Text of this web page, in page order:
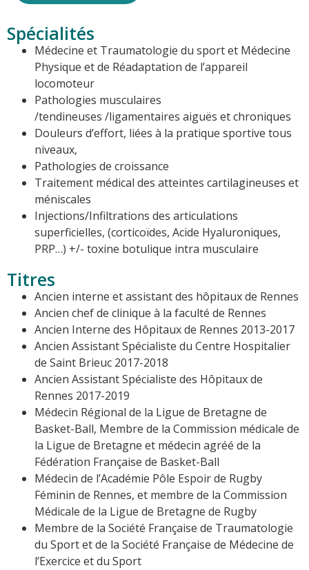
Spécialités
Médecine et Traumatologie du sport et Médecine
Physique et de Réadaptation de l’appareil
locomoteur
Pathologies musculaires
/tendineuses /ligamentaires aiguës et chroniques
Douleurs d’effort, liées à la pratique sportive tous
niveaux,
Pathologies de croissance
Traitement médical des atteintes cartilagineuses et
méniscales
Injections/Infiltrations des articulations
superficielles, (corticoïdes, Acide Hyaluroniques,
PRP…) +/- toxine botulique intra musculaire
Titres
Ancien interne et assistant des hôpitaux de Rennes
Ancien chef de clinique à la faculté de Rennes
Ancien Interne des Hôpitaux de Rennes 2013-2017
Ancien Assistant Spécialiste du Centre Hospitalier
de Saint Brieuc 2017-2018
Ancien Assistant Spécialiste des Hôpitaux de
Rennes 2017-2019
Médecin Régional de la Ligue de Bretagne de
Basket-Ball, Membre de la Commission médicale de
la Ligue de Bretagne et médecin agréé de la
Fédération Française de Basket-Ball
Médecin de l’Académie Pôle Espoir de Rugby
Féminin de Rennes, et membre de la Commission
Médicale de la Ligue de Bretagne de Rugby
Membre de la Société Française de Traumatologie
du Sport et de la Société Française de Médecine de
l’Exercice et du Sport